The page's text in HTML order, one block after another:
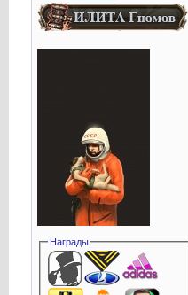
Награды